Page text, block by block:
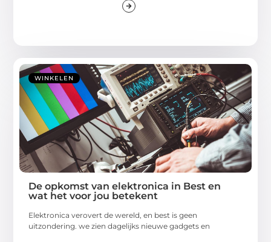
WINKELEN
De opkomst van elektronica in Best en
wat het voor jou betekent
Elektronica verovert de wereld, en best is geen
uitzondering. we zien dagelijks nieuwe gadgets en